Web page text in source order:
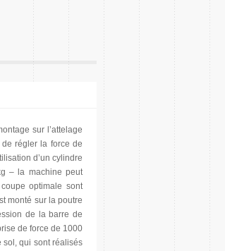
sur l’attelage
régler la force de
d’un cylindre
– la machine peut
optimale sont
monté sur la poutre
de la barre de
de force de 1000
sol, qui sont réalisés